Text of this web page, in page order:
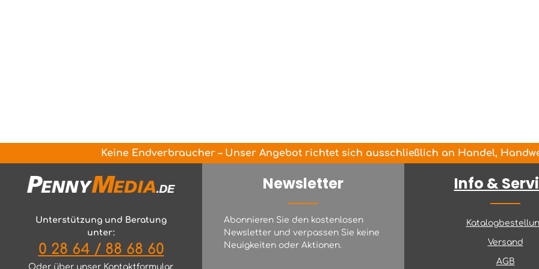
Keine Endverbraucher – Unser Angebot richtet sich ausschließlich an Handel,
Unterstützung und Beratung
unter:
0 28 64 / 88 68 60
Oder über unser Kontaktformular.
Newsletter
Abonnieren Sie den kostenlosen
Newsletter und verpassen Sie keine
Neuigkeiten oder Aktionen.
Info &
Versand
AGB